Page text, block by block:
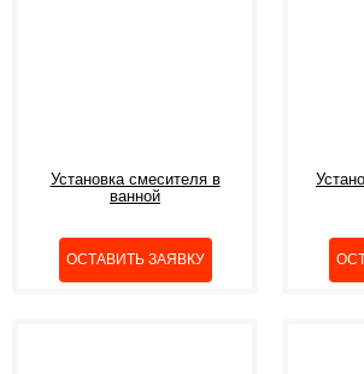
Установка смесителя в
ванной